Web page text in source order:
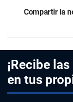
Compartir la
¡Recibe
en tus